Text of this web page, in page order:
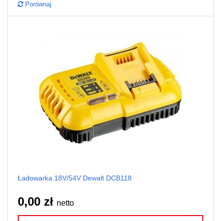
Porównaj
Ładowarka 18V/54V Dewalt DCB118
0,00 zł netto